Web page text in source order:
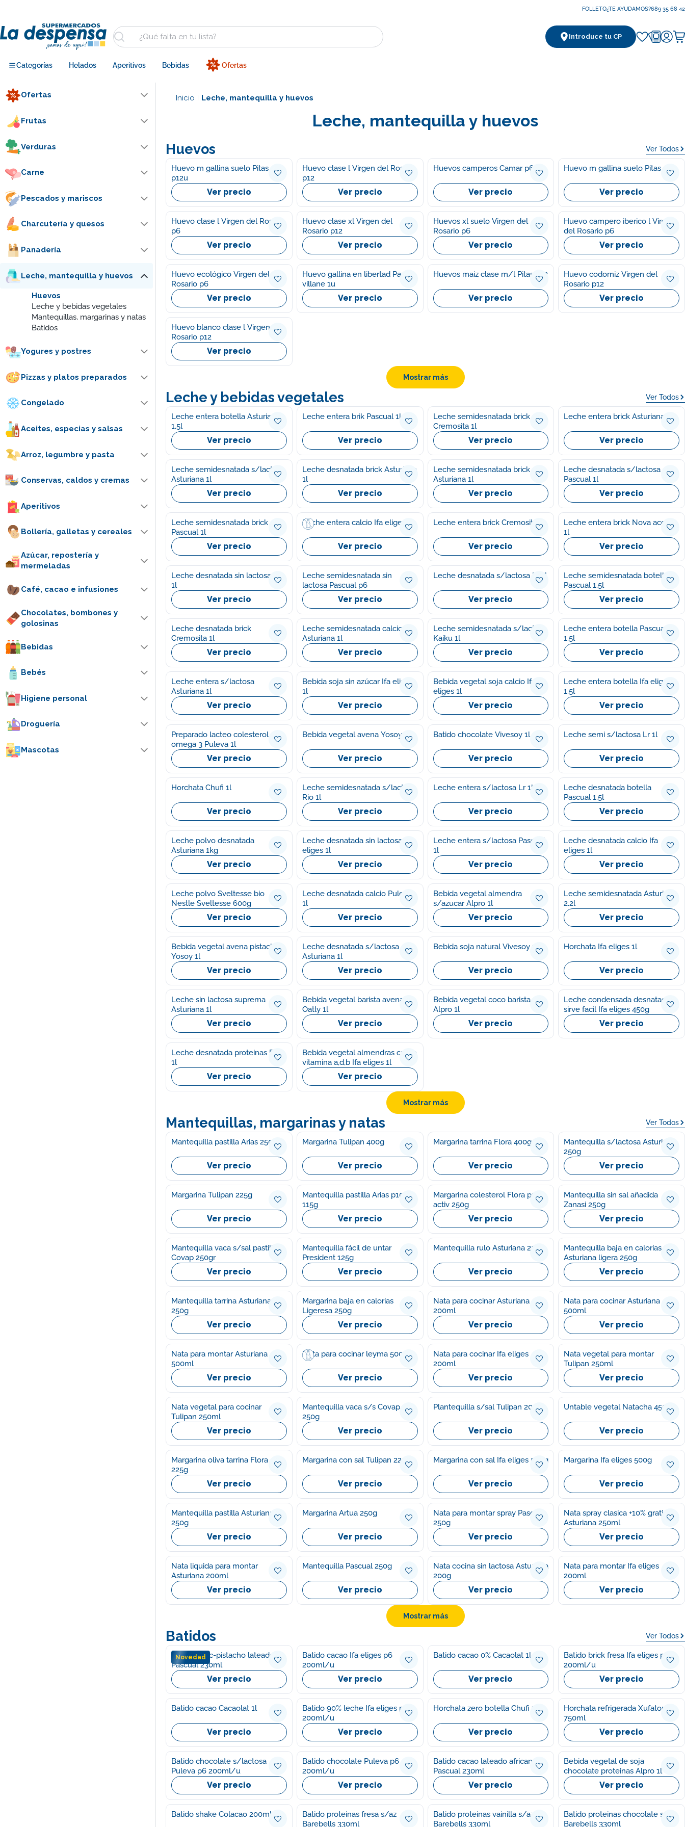
contenido
FOLLETO¿TE AYUDAMOS?689 35 68 42
Buscar
Introduce tu CP
Categorías Helados Aperitivos Bebidas Ofertas
Ofertas
Frutas
Verduras
Carne
Pescados y mariscos
Charcutería y quesos
Panadería
Leche, mantequilla y huevos
Huevos
Leche y bebidas vegetales
Mantequillas, margarinas y natas
Batidos
Yogures y postres
Pizzas y platos preparados
Congelado
Aceites, especias y salsas
Arroz, legumbre y pasta
Conservas, caldos y cremas
Aperitivos
Bollería, galletas y cereales
Azúcar, repostería y
mermeladas
Café, cacao e infusiones
Chocolates, bombones y
golosinas
Bebidas
Bebés
Higiene personal
Droguería
Mascotas
Inicio | Leche, mantequilla y huevos
Leche, mantequilla y huevos
Huevos Ver Todos
Huevo m gallina suelo Pitas
p12u
Ver precio
Huevo clase l Virgen del Rosario
p12
Ver precio
Huevos camperos Camar p6
Ver precio
Huevo m gallina suelo Pitas p30
Ver precio
Huevo clase l Virgen del Rosario
p6
Ver precio
Huevo clase xl Virgen del
Rosario p12
Ver precio
Huevos xl suelo Virgen del
Rosario p6
Ver precio
Huevo campero iberico l Virgen
del Rosario p6
Ver precio
Huevo ecológico Virgen del
Rosario p6
Ver precio
Huevo gallina en libertad Pazo
villane 1u
Ver precio
Huevos maiz clase m/l Pitas p12
Ver precio
Huevo codorniz Virgen del
Rosario p12
Ver precio
Huevo blanco clase l Virgen del
Rosario p12
Ver precio
Mostrar más
Leche y bebidas vegetales Ver Todos
Leche entera botella Asturiana
1.5l
Ver precio
Leche entera brik Pascual 1l
Ver precio
Leche semidesnatada brick
Cremosita 1l
Ver precio
Leche entera brick Asturiana 1l
Ver precio
Leche semidesnatada s/lactosa
Asturiana 1l
Ver precio
Leche desnatada brick Asturiana
1l
Ver precio
Leche semidesnatada brick
Asturiana 1l
Ver precio
Leche desnatada s/lactosa
Pascual 1l
Ver precio
Leche semidesnatada brick
Pascual 1l
Ver precio
Leche entera calcio Ifa eliges 1l
Ver precio
Leche entera brick Cremosita 1l
Ver precio
Leche entera brick Nova acores
1l
Ver precio
Leche desnatada sin lactosa rio
1l
Ver precio
Leche semidesnatada sin
lactosa Pascual p6
Ver precio
Leche desnatada s/lactosa Lr 1l
Ver precio
Leche semidesnatada botella
Pascual 1.5l
Ver precio
Leche desnatada brick
Cremosita 1l
Ver precio
Leche semidesnatada calcio
Asturiana 1l
Ver precio
Leche semidesnatada s/lactosa
Kaiku 1l
Ver precio
Leche entera botella Pascual
1.5l
Ver precio
Leche entera s/lactosa
Asturiana 1l
Ver precio
Bebida soja sin azúcar Ifa eliges
1l
Ver precio
Bebida vegetal soja calcio Ifa
eliges 1l
Ver precio
Leche entera botella Ifa eliges
1.5l
Ver precio
Preparado lacteo colesterol
omega 3 Puleva 1l
Ver precio
Bebida vegetal avena Yosoy 1l
Ver precio
Batido chocolate Vivesoy 1l
Ver precio
Leche semi s/lactosa Lr 1l
Ver precio
Horchata Chufi 1l
Ver precio
Leche semidesnatada s/lactosa
Rio 1l
Ver precio
Leche entera s/lactosa Lr 1l
Ver precio
Leche desnatada botella
Pascual 1.5l
Ver precio
Leche polvo desnatada
Asturiana 1kg
Ver precio
Leche desnatada sin lactosa Ifa
eliges 1l
Ver precio
Leche entera s/lactosa Pascual
1l
Ver precio
Leche desnatada calcio Ifa
eliges 1l
Ver precio
Leche polvo Sveltesse bio
Nestle Sveltesse 600g
Ver precio
Leche desnatada calcio Puleva
1l
Ver precio
Bebida vegetal almendra
s/azucar Alpro 1l
Ver precio
Leche semidesnatada Asturiana
2.2l
Ver precio
Bebida vegetal avena pistacho
Yosoy 1l
Ver precio
Leche desnatada s/lactosa
Asturiana 1l
Ver precio
Bebida soja natural Vivesoy 1l
Ver precio
Horchata Ifa eliges 1l
Ver precio
Leche sin lactosa suprema
Asturiana 1l
Ver precio
Bebida vegetal barista avena
Oatly 1l
Ver precio
Bebida vegetal coco barista
Alpro 1l
Ver precio
Leche condensada desnatada
sirve facil Ifa eliges 450g
Ver precio
Leche desnatada proteinas Rio
1l
Ver precio
Bebida vegetal almendras calcio
vitamina a,d,b Ifa eliges 1l
Ver precio
Mostrar más
Mantequillas, margarinas y natas Ver Todos
Mantequilla pastilla Arias 250g
Ver precio
Margarina Tulipan 400g
Ver precio
Margarina tarrina Flora 400g
Ver precio
Mantequilla s/lactosa Asturiana
250g
Ver precio
Margarina Tulipan 225g
Ver precio
Mantequilla pastilla Arias p10
115g
Ver precio
Margarina colesterol Flora pro-
activ 250g
Ver precio
Mantequilla sin sal añadida
Zanasi 250g
Ver precio
Mantequilla vaca s/sal pastilla
Covap 250gr
Ver precio
Mantequilla fácil de untar
President 125g
Ver precio
Mantequilla rulo Asturiana 250g
Ver precio
Mantequilla baja en calorias
Asturiana ligera 250g
Ver precio
Mantequilla tarrina Asturiana
250g
Ver precio
Margarina baja en calorias
Ligeresa 250g
Ver precio
Nata para cocinar Asturiana
200ml
Ver precio
Nata para cocinar Asturiana
500ml
Ver precio
Nata para montar Asturiana
500ml
Ver precio
Nata para cocinar leyma 500ml
Ver precio
Nata para cocinar Ifa eliges
200ml
Ver precio
Nata vegetal para montar
Tulipan 250ml
Ver precio
Nata vegetal para cocinar
Tulipan 250ml
Ver precio
Mantequilla vaca s/s Covap
250g
Ver precio
Plantequilla s/sal Tulipan 200g
Ver precio
Untable vegetal Natacha 450g
Ver precio
Margarina oliva tarrina Flora
225g
Ver precio
Margarina con sal Tulipan 225g
Ver precio
Margarina con sal Ifa eliges 500g
Ver precio
Margarina Ifa eliges 500g
Ver precio
Mantequilla pastilla Asturiana
250g
Ver precio
Margarina Artua 250g
Ver precio
Nata para montar spray Pascual
250g
Ver precio
Nata spray clasica +10% gratis
Asturiana 250ml
Ver precio
Nata liquida para montar
Asturiana 200ml
Ver precio
Mantequilla Pascual 250g
Ver precio
Nata cocina sin lactosa Asturiana
200g
Ver precio
Nata para montar Ifa eliges
200ml
Ver precio
Mostrar más
Batidos Ver Todos
Novedad
Batido choc-pistacho lateado
Pascual 230ml
Ver precio
Batido cacao Ifa eliges p6
200ml/u
Ver precio
Batido cacao 0% Cacaolat 1l
Ver precio
Batido brick fresa Ifa eliges p6
200ml/u
Ver precio
Batido cacao Cacaolat 1l
Ver precio
Batido 90% leche Ifa eliges p6
200ml/u
Ver precio
Horchata zero botella Chufi 1l
Ver precio
Horchata refrigerada Xufatopia
750ml
Ver precio
Batido chocolate s/lactosa
Puleva p6 200ml/u
Ver precio
Batido chocolate Puleva p6
200ml/u
Ver precio
Batido cacao lateado africano
Pascual 230ml
Ver precio
Bebida vegetal de soja
chocolate proteinas Alpro 1l
Ver precio
Batido shake Colacao 200ml
Batido proteinas fresa s/az
Barebells 330ml
Batido proteinas vainilla s/az
Barebells 330ml
Batido proteinas chocolate s/az
Barebells 330ml